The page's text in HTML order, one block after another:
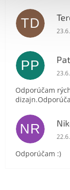
TD
PP
Odporúčam
NR
Odporúčam :)